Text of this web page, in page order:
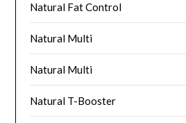
Natural Fat Control
Natural Multi
Natural Multi
Natural T-Booster